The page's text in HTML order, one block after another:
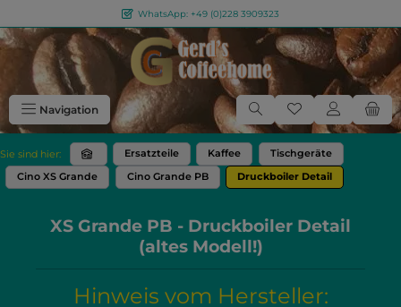
Zum Hauptinhalt springenWhatsApp: +49 (0)228 3909323
Navigation Du hast 0
Sie sind hier: Ersatzteile Kaffee
Tischgeräte
Cino XS Grande
Cino Grande PB Druckboiler Detail
XS Grande PB - Druckboiler Detail
(altes Modell!)
Hinweis vom Hersteller: